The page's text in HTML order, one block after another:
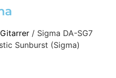
/ Sigma DA-SG7
Sunburst (Sigma)